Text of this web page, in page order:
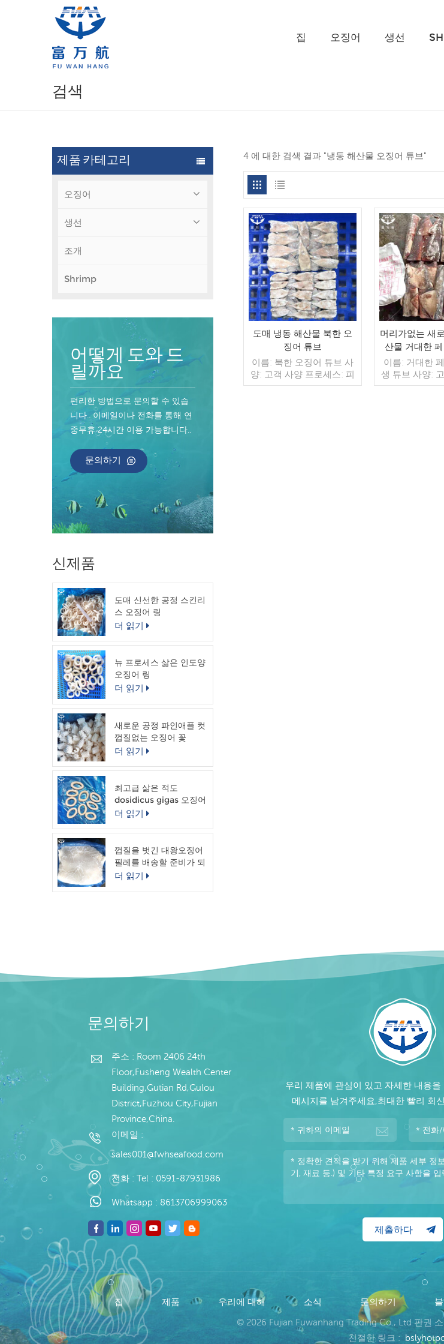
집 오징어 생선
검색
제품 카테고리
오징어
생선
조개
Shrimp
어떻게 도와 드
릴까요
편리한 방법으로 문의할 수 있습
니다.. 이메일이나 전화를 통해 연
중무휴 24시간 이용 가능합니다..
문의하기
신제품
도매 신선한 공정 스킨리
스 오징어 링
더 읽기
뉴 프로세스 삶은 인도양
오징어 링
더 읽기
새로운 공정 파인애플 컷
껍질없는 오징어 꽃
더 읽기
최고급 삶은 적도
dosidicus gigas 오징어
링
더 읽기
껍질을 벗긴 대왕오징어
필레를 배송할 준비가 되
었습니다.
더 읽기
4 에 대한 검색 결과 "냉동 해산물 오징어 튜브"
도매 냉동 해산물 북한 오
징어 튜브
이름: 북한 오징어 튜브 사
양: 고객 사양 프로세스: 피
부에 유약: BQF 40%(맞춤
머리가없는 새
산물 거대한
생 튜
이름: 거대한
생 튜브 사양:
로세스: 컷 유
문의하기
주소 : Room 2406 24th
Floor,Fusheng Wealth Center
Building,Gutian Rd,Gulou
District,Fuzhou City,Fujian
Province,China.
이메일 :
sales001@fwhseafood.com
전화 : Tel : 0591-87931986
Whatsapp : 8613706999063
우리 제품에 관심이 있고 자세한 내용을
메시지를 남겨주세요,최대한 빨리 회
집 제품 우리에 대해 소식 문의하기
© 2026 Fujian Fuwanhang Trading Co., Ltd 판권
친절한 링크 :